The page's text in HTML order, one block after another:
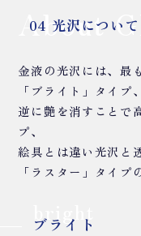
04 光沢について
About
金液の光沢には、最
「ブライト」タイプ、
逆に艶を消すことで
プ、
絵具とは違い光沢と
「ラスター」タイプ
ブライト
bright